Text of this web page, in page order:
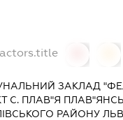
ЗАКЛАД
С. ПЛАВ"Я
РАЙОНУ